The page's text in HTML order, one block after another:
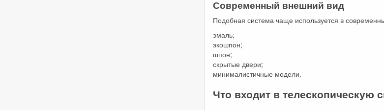
Современный внешний вид
Подобная система чаще используется в
эмаль;
экошпон;
шпон;
скрытые двери;
минималистичные модели.
Что входит в телескопическую